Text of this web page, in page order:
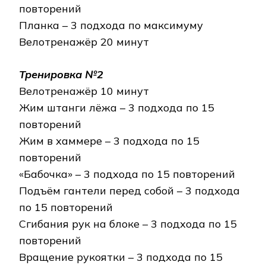
повторений
Планка – 3 подхода по максимуму
Велотренажёр 20 минут
Тренировка №2
Велотренажёр 10 минут
Жим штанги лёжа – 3 подхода по 15
повторений
Жим в хаммере – 3 подхода по 15
повторений
«Бабочка» – 3 подхода по 15 повторений
Подъём гантели перед собой – 3 подхода
по 15 повторений
Сгибания рук на блоке – 3 подхода по 15
повторений
Вращение рукоятки – 3 подхода по 15